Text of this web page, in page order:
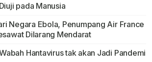
pada Manusia
Negara Ebola, Penumpang Air France
Dilarang Mendarat
Hantavirus tak akan Jadi Pandemi